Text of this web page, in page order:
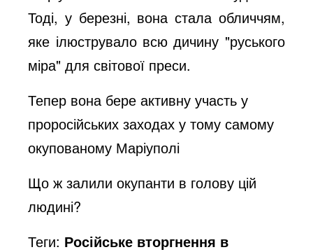
Тоді, у березні, вона стала обличчям,
яке ілюструвало всю дичину "руського
міра" для світової преси.
Тепер вона бере активну участь у
проросійських заходах у тому самому
окупованому Маріуполі
Що ж залили окупанти в голову цій
людині?
Теги: Російське вторгнення в